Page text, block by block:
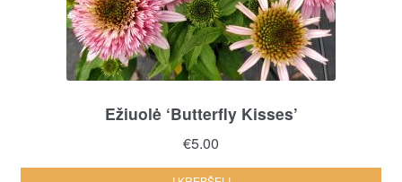
Ežiuolė ‘Butterfly Kisses’
€5.00